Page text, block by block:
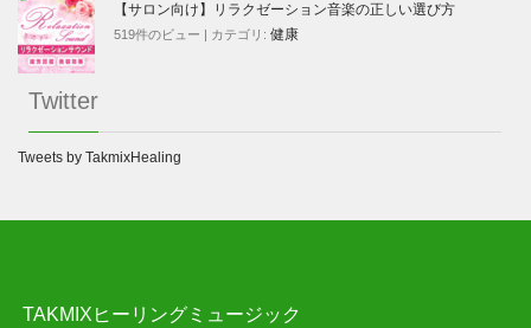
【サロン向け】リラクゼーション音楽の正しい選び方
519件のビュー カテゴリ: 健康
Twitter
Tweets by TakmixHealing
TAKMIXヒーリングミュージック